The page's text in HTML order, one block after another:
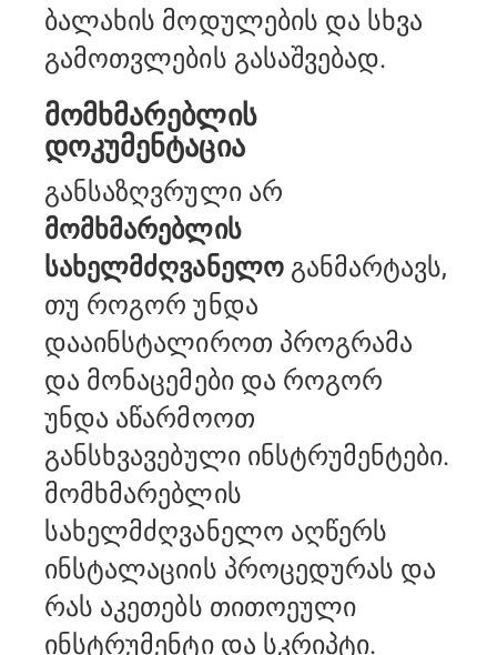
ბალახის მოდულების და სხვა
გამოთვლების გასაშვებად.
მომხმარებლის
დოკუმენტაცია
განსაზღვრული არ
მომხმარებლის
სახელმძღვანელოგანმარტავს,
თუ როგორ უნდა
დააინსტალიროთ პროგრამა
და მონაცემები და როგორ
უნდა აწარმოოთ
განსხვავებული ინსტრუმენტები.
მომხმარებლის
სახელმძღვანელო აღწერს
ინსტალაციის პროცედურას და
რას აკეთებს თითოეული
ინსტრუმენტი და სკრიპტი.